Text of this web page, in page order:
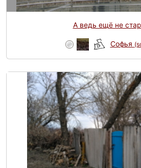
А ведь ещё не
Софья